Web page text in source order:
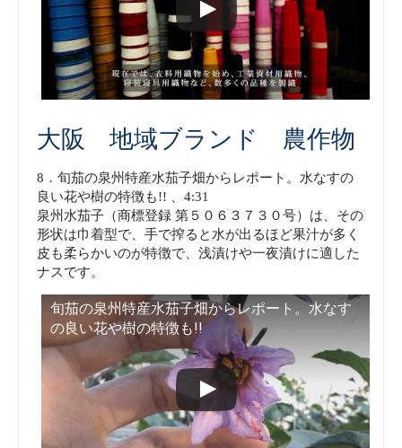
大阪 地域ブランド 農作物
8．旬茄の泉州特産水茄子畑からレポート。水なすの
良い花や樹の特徴も!! 、4:31
泉州水茄子（商標登録 第５０６３７３０号）は、その
形状は巾着型で、手で搾ると水が出るほど果汁が多く
皮も柔らかいのが特徴で、浅漬けや一夜漬けに適した
ナスです。
旬茄の泉州特産水茄子畑からレポート。水なす
の良い花や樹の特徴も!!